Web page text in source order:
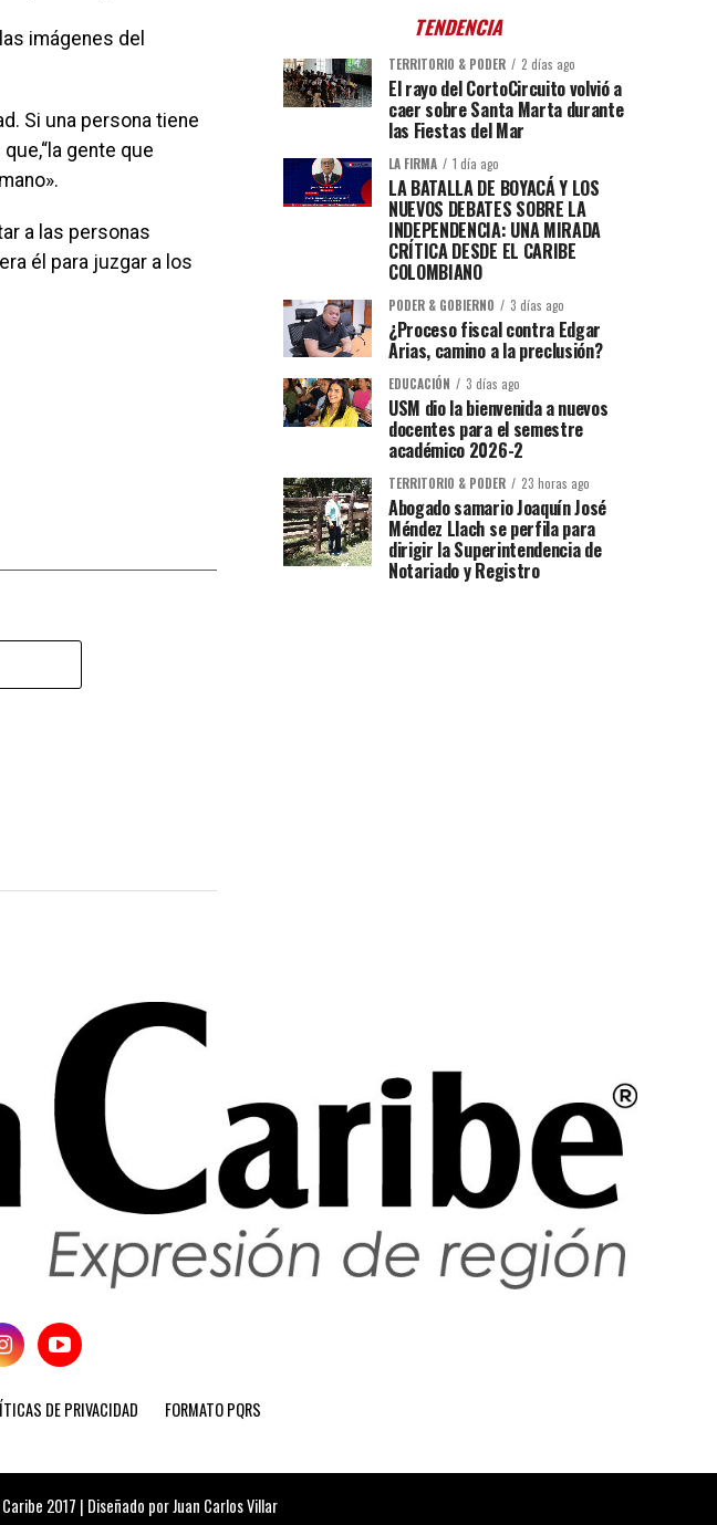
imágenes del
Si una persona tiene
gente que
a las personas
él para juzgar a los
TENDENCIA
TERRITORIO & PODER 2 días ago
El rayo del CortoCircuito volvió a
caer sobre Santa Marta durante
las Fiestas del Mar
LA FIRMA 1 día ago
LA BATALLA DE BOYACÁ Y LOS
NUEVOS DEBATES SOBRE LA
INDEPENDENCIA: UNA MIRADA
CRÍTICA DESDE EL CARIBE
COLOMBIANO
PODER & GOBIERNO 3 días ago
¿Proceso fiscal contra Edgar
Arias, camino a la preclusión?
EDUCACIÓN 3 días ago
USM dio la bienvenida a nuevos
docentes para el semestre
académico 2026-2
TERRITORIO & PODER 23 horas ago
Abogado samario Joaquín José
Méndez Llach se perfila para
dirigir la Superintendencia de
Notariado y Registro
DE PRIVACIDAD FORMATO PQRS
2017 | Diseñado por Juan Carlos Villar